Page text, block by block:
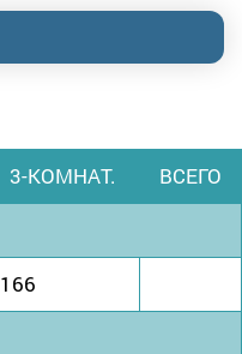
3-КОМНАТ.
ВСЕГО
166